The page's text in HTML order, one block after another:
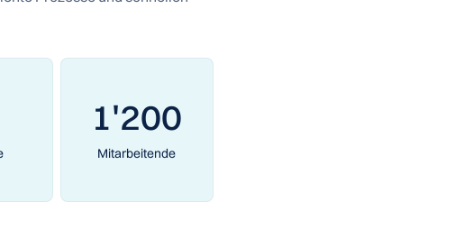
1'200
Mitarbeitende